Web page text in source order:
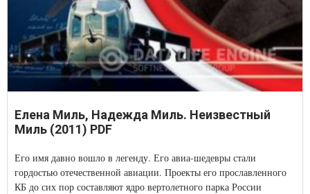
Елена Миль, Надежда Миль. Неизвестный
Миль (2011) PDF
Его имя давно вошло в легенду. Его авиа-шедевры стали
гордостью отечественной авиации. Проекты его прославленного
КБ до сих пор составляют ядро вертолетного парка России